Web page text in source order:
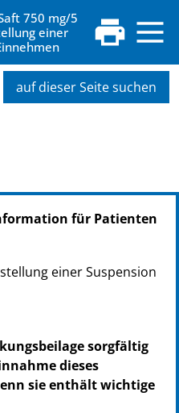
750 mg/5
einer
auf dieser Seite suchen
für Patienten
einer Suspension
sorgfältig
dieses
sie enthält wichtige